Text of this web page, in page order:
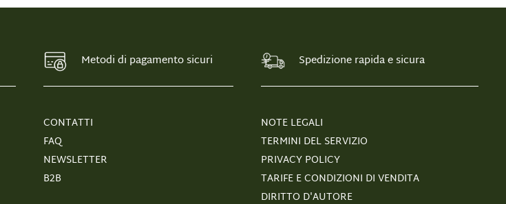
Metodi di pagamento sicuri Spedizione rapida e sicura
CONTATTI
FAQ
NEWSLETTER
B2B
NOTE LEGALI
TERMINI DEL SERVIZIO
PRIVACY POLICY
TARIFE E CONDIZIONI DI VENDITA
DIRITTO D'AUTORE